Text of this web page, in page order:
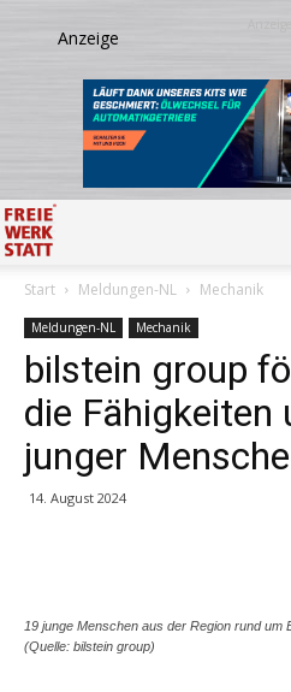
Start Meldungen-NL Mechanik
Meldungen-NL Mechanik
bilstein group
die Fähigkeiten
junger
14. August 2024
19 junge Menschen aus der Region rund um
(Quelle: bilstein group)